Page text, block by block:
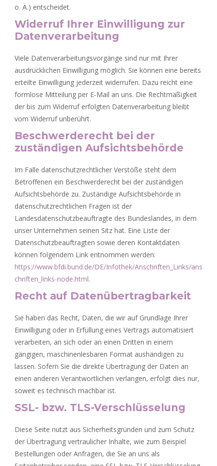
o. Ä.) entscheidet.
Widerruf Ihrer Einwilligung zur
Datenverarbeitung
Viele Datenverarbeitungsvorgänge sind nur mit Ihrer
ausdrücklichen Einwilligung möglich. Sie können eine bereits
erteilte Einwilligung jederzeit widerrufen. Dazu reicht eine
formlose Mitteilung per E-Mail an uns. Die Rechtmäßigkeit
der bis zum Widerruf erfolgten Datenverarbeitung bleibt
vom Widerruf unberührt.
Beschwerderecht bei der
zuständigen Aufsichtsbehörde
Im Falle datenschutzrechtlicher Verstöße steht dem
Betroffenen ein Beschwerderecht bei der zuständigen
Aufsichtsbehörde zu. Zuständige Aufsichtsbehörde in
datenschutzrechtlichen Fragen ist der
Landesdatenschutzbeauftragte des Bundeslandes, in dem
unser Unternehmen seinen Sitz hat. Eine Liste der
Datenschutzbeauftragten sowie deren Kontaktdaten
können folgendem Link entnommen werden:
https://www.bfdi.bund.de/DE/Infothek/Anschriften_Links/ans
chriften_links-node.html.
Recht auf Datenübertragbarkeit
Sie haben das Recht, Daten, die wir auf Grundlage Ihrer
Einwilligung oder in Erfüllung eines Vertrags automatisiert
verarbeiten, an sich oder an einen Dritten in einem
gängigen, maschinenlesbaren Format aushändigen zu
lassen. Sofern Sie die direkte Übertragung der Daten an
einen anderen Verantwortlichen verlangen, erfolgt dies nur,
soweit es technisch machbar ist.
SSL- bzw. TLS-Verschlüsselung
Diese Seite nutzt aus Sicherheitsgründen und zum Schutz
der Übertragung vertraulicher Inhalte, wie zum Beispiel
Bestellungen oder Anfragen, die Sie an uns als